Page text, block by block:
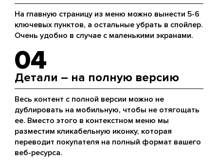
На главную страницу из меню можно вынести 5-6
ключевых пунктов, а остальные убрать в спойлер.
Очень удобно в случае с маленькими экранами.
04
Детали – на полную версию
Весь контент с полной версии можно не
дублировать на мобильную, чтобы не отягощать
ее. Вместо этого в контекстном меню мы
разместим кликабельную иконку, которая
переводит покупателя на полный формат вашего
веб-ресурса.